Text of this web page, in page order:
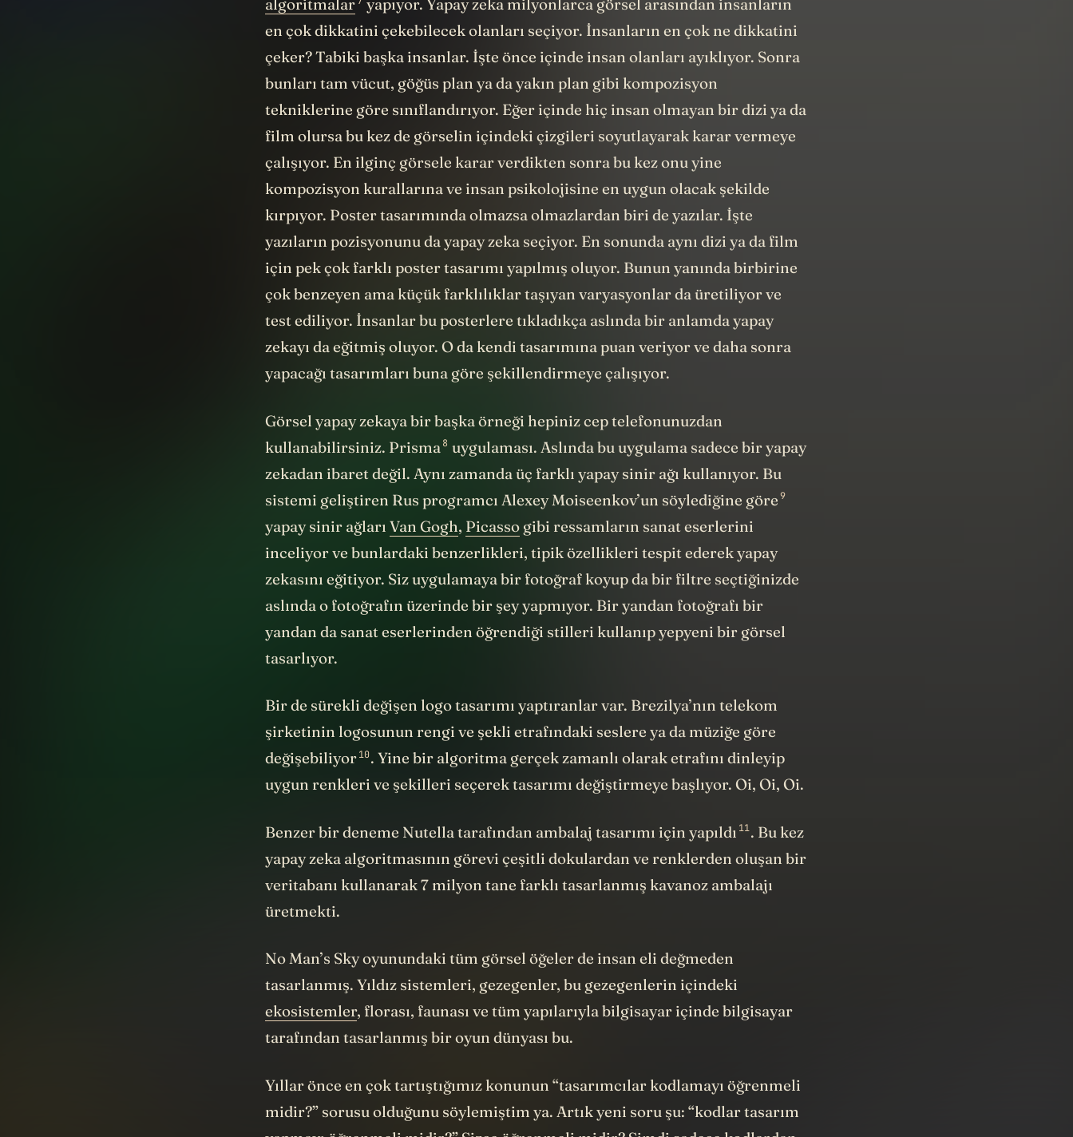
algoritmalar 7 yapıyor. Yapay zeka milyonlarca görsel arasından insanların
en çok dikkatini çekebilecek olanları seçiyor. İnsanların en çok ne dikkatini
çeker? Tabiki başka insanlar. İşte önce içinde insan olanları ayıklıyor. Sonra
bunları tam vücut, göğüs plan ya da yakın plan gibi kompozisyon
tekniklerine göre sınıflandırıyor. Eğer içinde hiç insan olmayan bir dizi ya da
film olursa bu kez de görselin içindeki çizgileri soyutlayarak karar vermeye
çalışıyor. En ilginç görsele karar verdikten sonra bu kez onu yine
kompozisyon kurallarına ve insan psikolojisine en uygun olacak şekilde
kırpıyor. Poster tasarımında olmazsa olmazlardan biri de yazılar. İşte
yazıların pozisyonunu da yapay zeka seçiyor. En sonunda aynı dizi ya da film
için pek çok farklı poster tasarımı yapılmış oluyor. Bunun yanında birbirine
çok benzeyen ama küçük farklılıklar taşıyan varyasyonlar da üretiliyor ve
test ediliyor. İnsanlar bu posterlere tıkladıkça aslında bir anlamda yapay
zekayı da eğitmiş oluyor. O da kendi tasarımına puan veriyor ve daha sonra
yapacağı tasarımları buna göre şekillendirmeye çalışıyor.
Görsel yapay zekaya bir başka örneği hepiniz cep telefonunuzdan
kullanabilirsiniz. Prisma8 uygulaması. Aslında bu uygulama sadece bir yapay
zekadan ibaret değil. Aynı zamanda üç farklı yapay sinir ağı kullanıyor. Bu
sistemi geliştiren Rus programcı Alexey Moiseenkov’un söylediğine göre 9
yapay sinir ağları Van Gogh, Picassogibi ressamların sanat eserlerini
inceliyor ve bunlardaki benzerlikleri, tipik özellikleri tespit ederek yapay
zekasını eğitiyor. Siz uygulamaya bir fotoğraf koyup da bir filtre seçtiğinizde
aslında o fotoğrafın üzerinde bir şey yapmıyor. Bir yandan fotoğrafı bir
yandan da sanat eserlerinden öğrendiği stilleri kullanıp yepyeni bir görsel
tasarlıyor.
Bir de sürekli değişen logo tasarımı yaptıranlar var. Brezilya’nın telekom
şirketinin logosunun rengi ve şekli etrafındaki seslere ya da müziğe göre
değişebiliyor 10. Yine bir algoritma gerçek zamanlı olarak etrafını dinleyip
uygun renkleri ve şekilleri seçerek tasarımı değiştirmeye başlıyor. Oi, Oi, Oi.
Benzer bir deneme Nutella tarafından ambalaj tasarımı için yapıldı 11. Bu kez
yapay zeka algoritmasının görevi çeşitli dokulardan ve renklerden oluşan bir
veritabanı kullanarak 7 milyon tane farklı tasarlanmış kavanoz ambalajı
üretmekti.
No Man’s Sky oyunundaki tüm görsel öğeler de insan eli değmeden
tasarlanmış. Yıldız sistemleri, gezegenler, bu gezegenlerin içindeki
ekosistemler, florası, faunası ve tüm yapılarıyla bilgisayar içinde bilgisayar
tarafından tasarlanmış bir oyun dünyası bu.
Yıllar önce en çok tartıştığımız konunun “tasarımcılar kodlamayı öğrenmeli
midir?” sorusu olduğunu söylemiştim ya. Artık yeni soru şu: “kodlar tasarım